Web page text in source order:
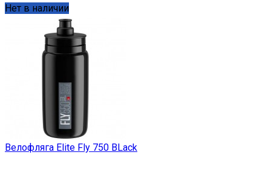
Нет в наличии
Велофляга Elite Fly 750 BLack